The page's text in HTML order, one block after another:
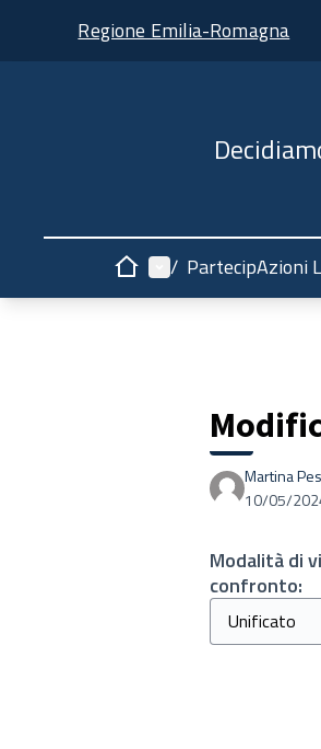
Regione Emilia-Romagna
HomeMenù principale
/ PartecipAzioni
Martina
10/05/
Modalità di
confronto: